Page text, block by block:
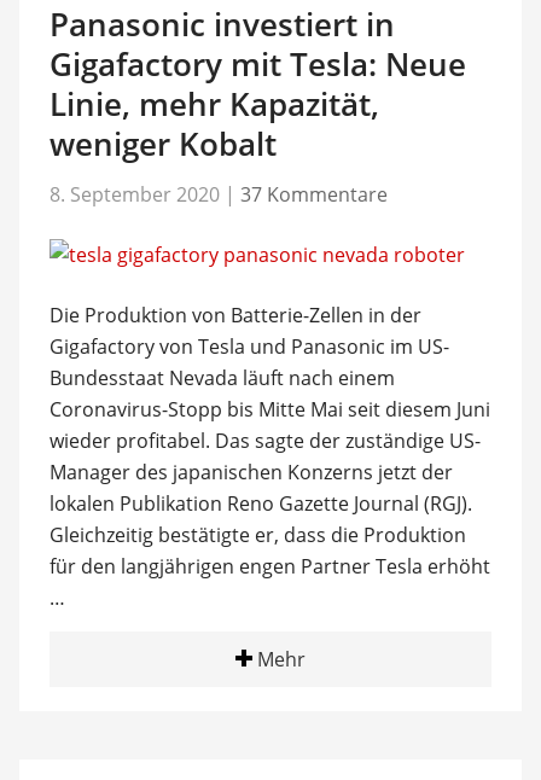
Panasonic investiert in
Gigafactory mit Tesla: Neue
Linie, mehr Kapazität,
weniger Kobalt
8. September 2020 | 37 Kommentare
Die Produktion von Batterie-Zellen in der
Gigafactory von Tesla und Panasonic im US-
Bundesstaat Nevada läuft nach einem
Coronavirus-Stopp bis Mitte Mai seit diesem Juni
wieder profitabel. Das sagte der zuständige US-
Manager des japanischen Konzerns jetzt der
lokalen Publikation Reno Gazette Journal (RGJ).
Gleichzeitig bestätigte er, dass die Produktion
für den langjährigen engen Partner Tesla erhöht
…
Mehr